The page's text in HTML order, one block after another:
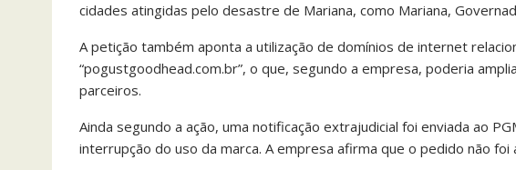
cidades atingidas pelo desastre de Mariana, como Mariana,
A petição também aponta a utilização de domínios de internet
“pogustgoodhead.com.br”, o que, segundo a empresa, poderia
parceiros.
Ainda segundo a ação, uma notificação extrajudicial foi enviada ao
interrupção do uso da marca. A empresa afirma que o pedido não foi